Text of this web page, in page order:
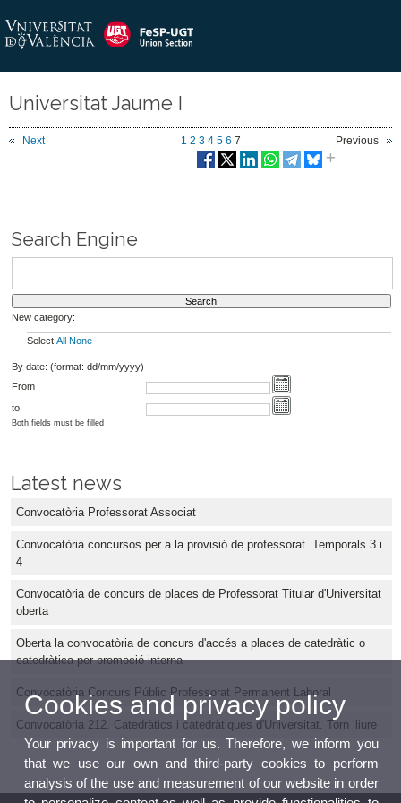
Universitat Jaume I
Next Previous
1 2 3 4 5 6 7
Search Engine
New category:
Select All None
By date: (format: dd/mm/yyyy)
From
to
Both fields must be filled
Latest news
Convocatòria Professorat Associat
Convocatòria concursos per a la provisió de professorat. Temporals 3 i
4
Convocatòria de concurs de places de Professorat Titular d'Universitat
oberta
Oberta la convocatòria de concurs d'accés a places de catedràtic o
catedràtica per promoció interna
Convocatòria Concurs Públic Professorat Permanent Laboral
Convocatòria 212. Catedràtics i catedràtiques d'Universitat. Torn lliure
Cookies and privacy policy
Your privacy is important for us. Therefore, we inform you
that we use our own and third-party cookies to perform
analysis of the use and measurement of our website in order